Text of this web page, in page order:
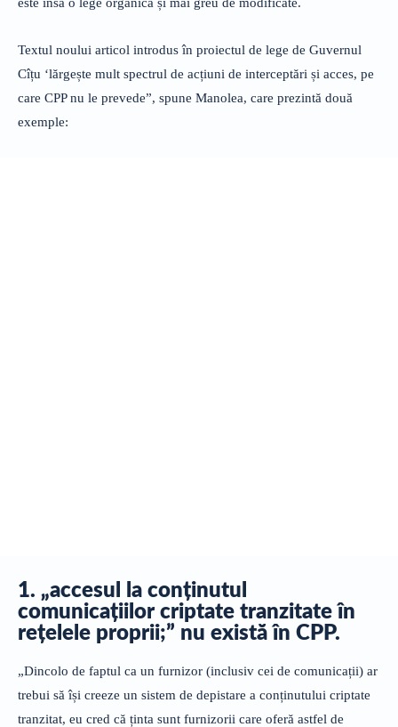
Textul noului articol introdus în proiectul de lege de Guvernul
Cîțu ‘lărgește mult spectrul de acțiuni de interceptări și acces, pe
care CPP nu le prevede”, spune Manolea, care prezintă două
exemple:
1. „accesul la conţinutul
comunicaţiilor criptate tranzitate în
reţelele proprii;” nu există în CPP.
„Dincolo de faptul ca un furnizor (inclusiv cei de comunicații) ar
trebui să își creeze un sistem de depistare a conținutului criptate
tranzitat, eu cred că ținta sunt furnizorii care oferă astfel de